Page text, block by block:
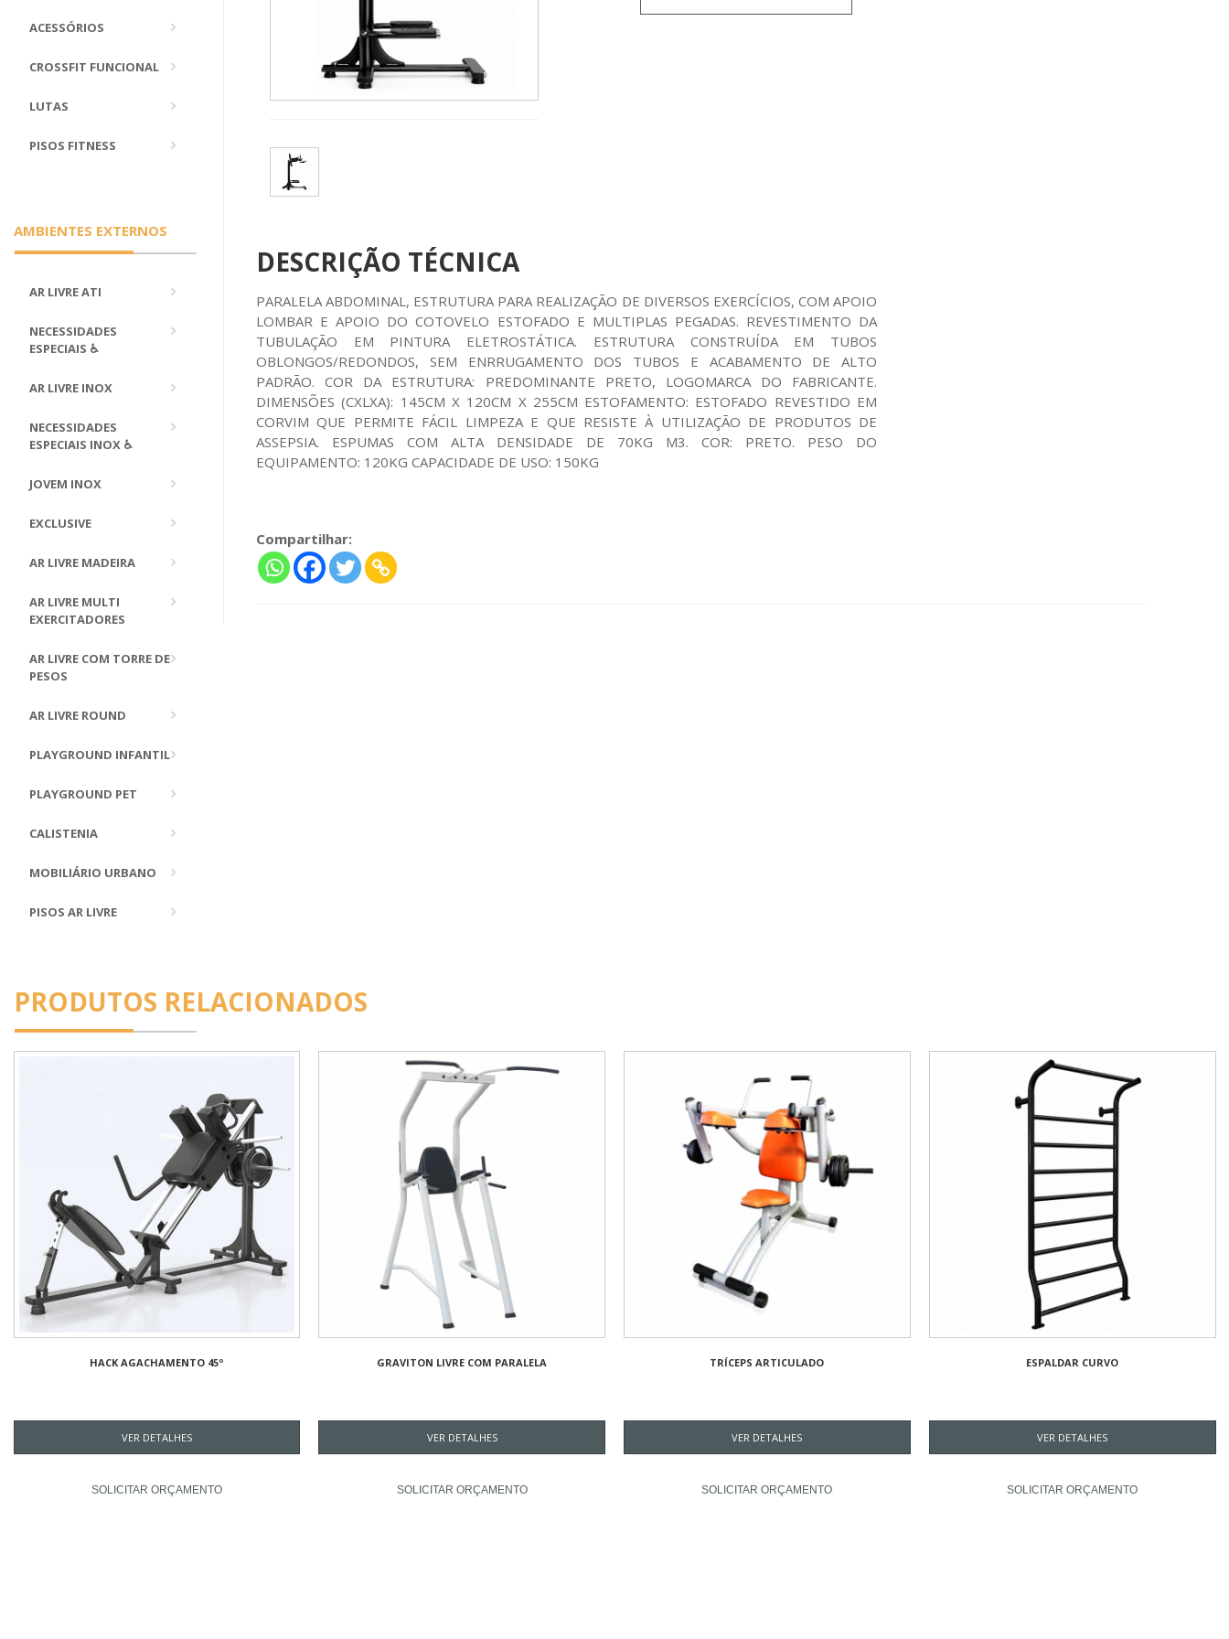
ACESSÓRIOS
CROSSFIT FUNCIONAL
LUTAS
PISOS FITNESS
AMBIENTES EXTERNOS
AR LIVRE ATI
NECESSIDADES
ESPECIAIS ♿
AR LIVRE INOX
NECESSIDADES
ESPECIAIS INOX ♿
JOVEM INOX
EXCLUSIVE
AR LIVRE MADEIRA
AR LIVRE MULTI
EXERCITADORES
AR LIVRE COM TORRE DE
PESOS
AR LIVRE ROUND
PLAYGROUND INFANTIL
PLAYGROUND PET
CALISTENIA
MOBILIÁRIO URBANO
PISOS AR LIVRE
DESCRIÇÃO TÉCNICA
PARALELA ABDOMINAL, ESTRUTURA PARA REALIZAÇÃO DE DIVERSOS EXERCÍCIOS, COM APOIO
LOMBAR E APOIO DO COTOVELO ESTOFADO E MULTIPLAS PEGADAS. REVESTIMENTO DA
TUBULAÇÃO EM PINTURA ELETROSTÁTICA. ESTRUTURA CONSTRUÍDA EM TUBOS
OBLONGOS/REDONDOS, SEM ENRRUGAMENTO DOS TUBOS E ACABAMENTO DE ALTO
PADRÃO. COR DA ESTRUTURA: PREDOMINANTE PRETO, LOGOMARCA DO FABRICANTE.
DIMENSÕES (CXLXA): 145CM X 120CM X 255CM ESTOFAMENTO: ESTOFADO REVESTIDO EM
CORVIM QUE PERMITE FÁCIL LIMPEZA E QUE RESISTE À UTILIZAÇÃO DE PRODUTOS DE
ASSEPSIA. ESPUMAS COM ALTA DENSIDADE DE 70KG M3. COR: PRETO. PESO DO
EQUIPAMENTO: 120KG CAPACIDADE DE USO: 150KG
Compartilhar:
PRODUTOS RELACIONADOS
HACK AGACHAMENTO 45º
VER DETALHES
SOLICITAR ORÇAMENTO
GRAVITON LIVRE COM PARALELA
VER DETALHES
SOLICITAR ORÇAMENTO
TRÍCEPS ARTICULADO
VER DETALHES
SOLICITAR ORÇAMENTO
ESPALDAR CURVO
VER DETALHES
SOLICITAR ORÇAMENTO